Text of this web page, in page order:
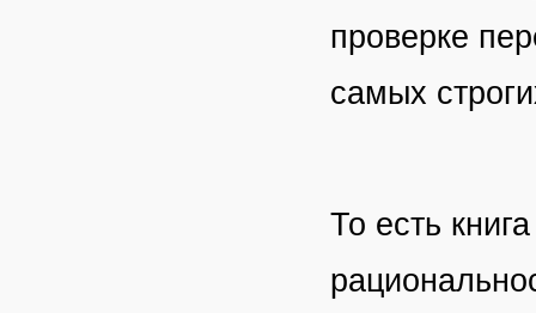
проверке
самых
То есть